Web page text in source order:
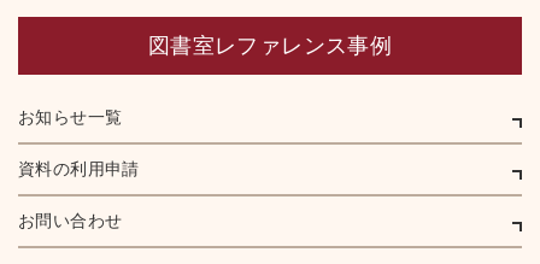
図書室レファレンス事例
お知らせ一覧
資料の利用申請
お問い合わせ